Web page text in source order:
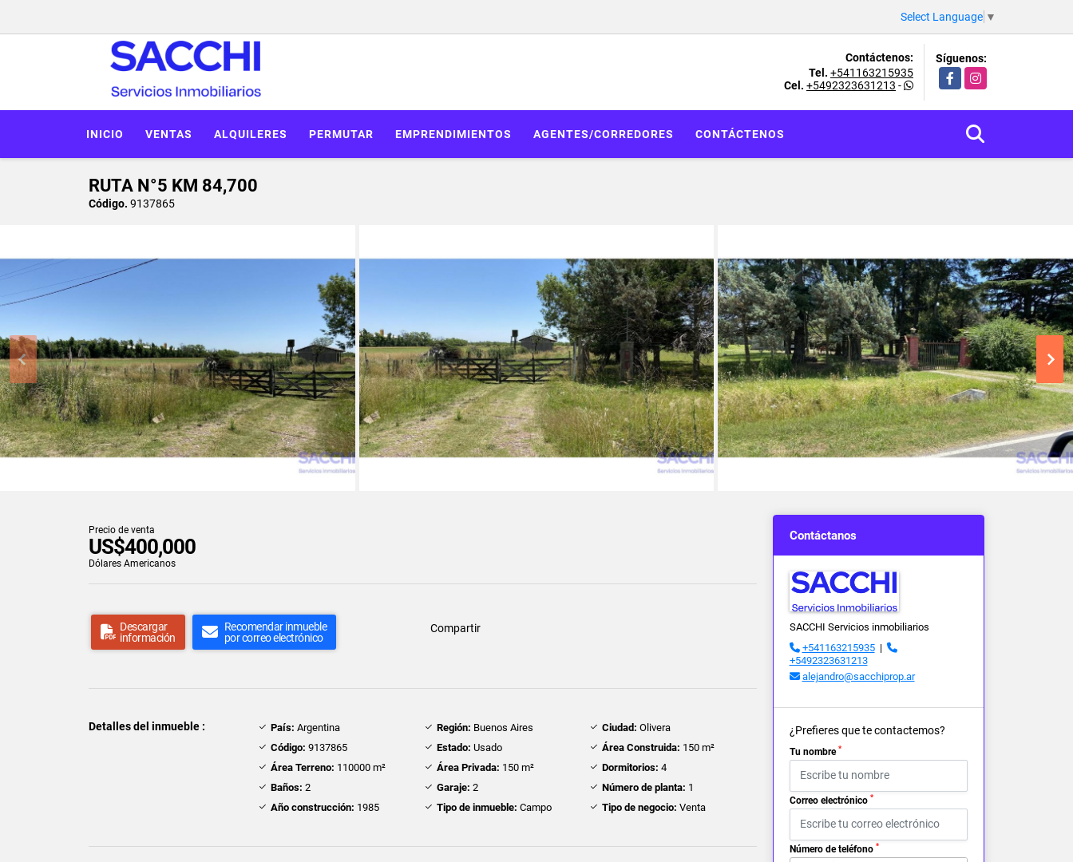
Select Language ▼
Contáctenos:
Tel. +541163215935
Cel. +5492323631213 -
Síguenos:
FacebookInstagram
INICIO VENTAS ALQUILERES PERMUTAR EMPRENDIMIENTOS AGENTES/CORREDORES CONTÁCTENOS
RUTA N°5 KM 84,700
Código. 9137865
Precio de venta
US$400,000
Dólares Americanos
Descargar
información
Recomendar inmueble
por correo electrónico
Compartir
Detalles del inmueble : País: Argentina Región: Buenos Aires Ciudad: Olivera
Código: 9137865 Estado: Usado Área Construida: 150 m²
Área Terreno: 110000 m² Área Privada: 150 m² Dormitorios: 4
Baños: 2 Garaje: 2 Número de planta: 1
Año construcción: 1985 Tipo de inmueble: Campo Tipo de negocio: Venta
Contáctanos
SACCHI Servicios inmobiliarios
+541163215935|
+5492323631213
alejandro@sacchiprop.ar
¿Prefieres que te contactemos?
Tu nombre *
Correo electrónico *
Número de teléfono *